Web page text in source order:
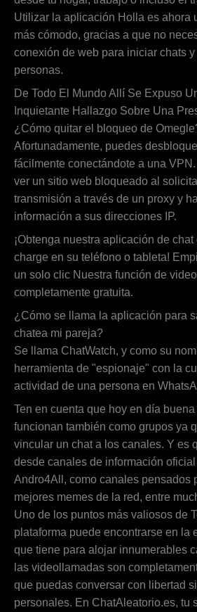
Utilizar la aplicación Holla es ahora
más cómodo, gracias a que no
conexión de web para iniciar chats
personas.
De Todo El Mundo Allí Se Expuso
Inquietante Hallazgo Sobre Una
¿Cómo quitar el bloqueo de
Afortunadamente, puedes
fácilmente conectándote a una
ver un sitio web bloqueado al
transmisión a través de un proxy y
información a sus direcciones IP.
¡Obtenga nuestra aplicación de
charge en su teléfono o tableta!
un solo clic Nuestra función de
completamente gratuita.
¿Cómo se llama la aplicación para
chatea mi pareja?
Se llama ChatWatch, y como su
herramienta de "espionaje" con la
actividad de una persona en
Ten en cuenta que hoy en día
funcionan también como grupos ya
vincular un chat a los canales. Y es
desde canales de información
Andro4All, como canales pensados
mejores memes de la red, entre
Uno de los puntos más valiosos de
plataforma puede encontrarse en la
que tiene para alojar innumerables
las videollamadas son
que puedas conversar con libertad
personales. En ChatAleatorio.es, tu